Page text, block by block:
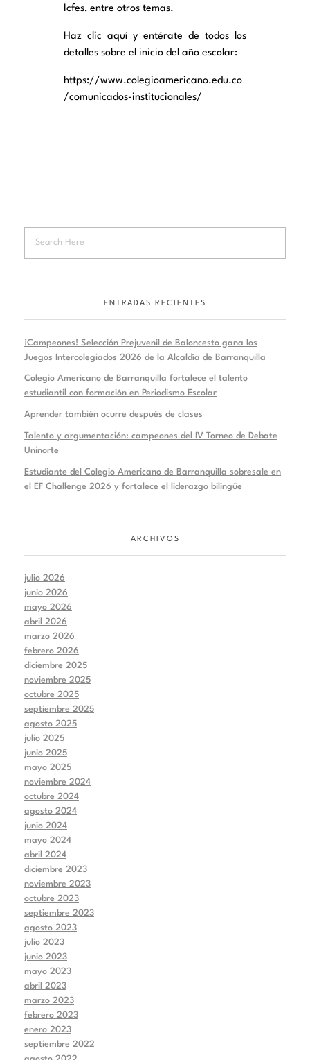
Icfes, entre otros temas.
Haz clic aquí y entérate de todos los
detalles sobre el inicio del año escolar:
https://www.colegioamericano.edu.co
/comunicados-institucionales/
ENTRADAS RECIENTES
¡Campeones! Selección Prejuvenil de Baloncesto gana los
Juegos Intercolegiados 2026 de la Alcaldía de Barranquilla
Colegio Americano de Barranquilla fortalece el talento
estudiantil con formación en Periodismo Escolar
Aprender también ocurre después de clases
Talento y argumentación: campeones del IV Torneo de Debate
Uninorte
Estudiante del Colegio Americano de Barranquilla sobresale en
el EF Challenge 2026 y fortalece el liderazgo bilingüe
ARCHIVOS
julio 2026
junio 2026
mayo 2026
abril 2026
marzo 2026
febrero 2026
diciembre 2025
noviembre 2025
octubre 2025
septiembre 2025
agosto 2025
julio 2025
junio 2025
mayo 2025
noviembre 2024
octubre 2024
agosto 2024
junio 2024
mayo 2024
abril 2024
diciembre 2023
noviembre 2023
octubre 2023
septiembre 2023
agosto 2023
julio 2023
junio 2023
mayo 2023
abril 2023
marzo 2023
febrero 2023
enero 2023
septiembre 2022